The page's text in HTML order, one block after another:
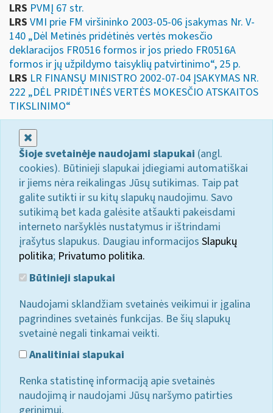
LRS PVMĮ 67 str.
LRS VMI prie FM viršininko 2003-05-06 įsakymas Nr. V-
140 „Dėl Metinės pridėtinės vertės mokesčio
deklaracijos FR0516 formos ir jos priedo FR0516A
formos ir jų užpildymo taisyklių patvirtinimo“, 25 p.
LRS LR FINANSŲ MINISTRO 2002-07-04 ĮSAKYMAS NR.
222 „DĖL PRIDĖTINĖS VERTĖS MOKESČIO ATSKAITOS
TIKSLINIMO“
Šioje svetainėje naudojami slapukai (angl.
cookies). Būtinieji slapukai įdiegiami automatiškai
ir jiems nėra reikalingas Jūsų sutikimas. Taip pat
galite sutikti ir su kitų slapukų naudojimu. Savo
sutikimą bet kada galėsite atšaukti pakeisdami
interneto naršyklės nustatymus ir ištrindami
įrašytus slapukus. Daugiau informacijos Slapukų
politika; Privatumo politika.
Būtinieji slapukai
Naudojami sklandžiam svetainės veikimui ir įgalina
pagrindines svetainės funkcijas. Be šių slapukų
svetainė negali tinkamai veikti.
Analitiniai slapukai
Renka statistinę informaciją apie svetainės
naudojimą ir naudojami Jūsų naršymo patirties